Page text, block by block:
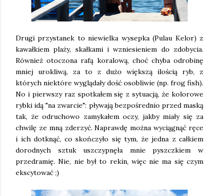
Drugi przystanek to niewielka wysepka (Pulau Kelor) z
kawałkiem plaży, skałkami i wzniesieniem do zdobycia.
Również otoczona rafą koralową, choć chyba odrobinę
mniej urokliwą, za to z dużo większą ilością ryb, z
których niektóre wyglądały dość osobliwie (np. frog fish).
No i pierwszy raz spotkałem się z sytuacją, że kolorowe
rybki idą "na zwarcie": pływają bezpośrednio przed maską
tak, że odruchowo zamykałem oczy, jakby miały się za
chwilę ze mną zderzyć. Naprawdę można wyciągnąć ręce
i ich dotknąć, co skończyło się tym, że jedna z całkiem
dorodnych sztuk uszczypnęła mnie pyszczkiem w
przedramię. Nie, nie był to rekin, więc nie ma się czym
ekscytować ;)